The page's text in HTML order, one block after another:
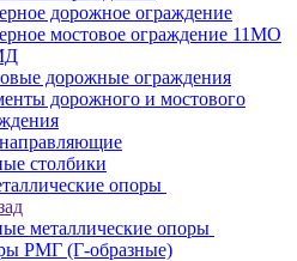
дорожное ограждение
мостовое ограждение 11МО
дорожные ограждения
дорожного и мостового
столбики
опоры
металлические опоры
РМГ (Г-образные)